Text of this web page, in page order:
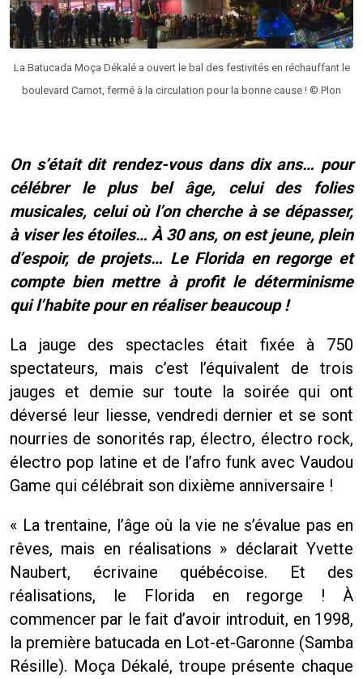
La Batucada Moça Dékalé a ouvert le bal des festivités en réchauffant le
boulevard Carnot, fermé à la circulation pour la bonne cause ! © Plon
On s’était dit rendez-vous dans dix ans… pour
célébrer le plus bel âge, celui des folies
musicales, celui où l’on cherche à se dépasser,
à viser les étoiles… À 30 ans, on est jeune, plein
d’espoir, de projets… Le Florida en regorge et
compte bien mettre à profit le déterminisme
qui l’habite pour en réaliser beaucoup !
La jauge des spectacles était fixée à 750
spectateurs, mais c’est l’équivalent de trois
jauges et demie sur toute la soirée qui ont
déversé leur liesse, vendredi dernier et se sont
nourries de sonorités rap, électro, électro rock,
électro pop latine et de l’afro funk avec Vaudou
Game qui célébrait son dixième anniversaire !
« La trentaine, l’âge où la vie ne s’évalue pas en
rêves, mais en réalisations » déclarait Yvette
Naubert, écrivaine québécoise. Et des
réalisations, le Florida en regorge ! À
commencer par le fait d’avoir introduit, en 1998,
la première batucada en Lot-et-Garonne (Samba
Résille). Moça Dékalé, troupe présente chaque